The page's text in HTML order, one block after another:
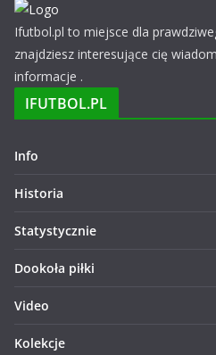
Ifutbol.pl to miejsce dla
znajdziesz interesujące cię
informacje .
IFUTBOL.PL
Info
Historia
Statystycznie
Dookoła piłki
Video
Kolekcje